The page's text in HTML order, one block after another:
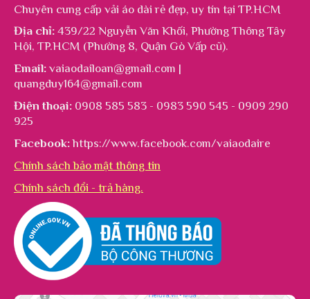
Chuyên cung cấp vải áo dài rẻ đẹp, uy tín tại TP.HCM
Địa chỉ: 439/22 Nguyễn Văn Khối, Phường Thông Tây
Hội, TP.HCM (Phường 8, Quận Gò Vấp cũ).
Email: vaiaodailoan@gmail.com |
quangduy164@gmail.com
Điện thoại: 0908 585 583 - 0983 590 545 - 0909 290
925
Facebook: https://www.facebook.com/vaiaodaire
Chính sách bảo mật thông tin
Chính sách đổi - trả hàng.